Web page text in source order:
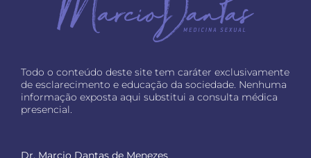
Todo o conteúdo deste site tem caráter exclusivamente
de esclarecimento e educação da sociedade. Nenhuma
informação exposta aqui substitui a consulta médica
presencial.
Dr. Marcio Dantas de Menezes